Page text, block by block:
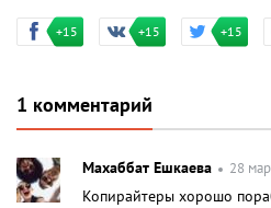
+15 +15 +15
1 комментарий
Махаббат Ешкаева 28
Копирайтеры хорошо